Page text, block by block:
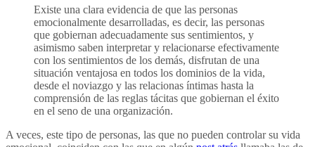
Existe una clara evidencia de que las personas
emocionalmente desarrolladas, es decir, las personas
que gobiernan adecuadamente sus sentimientos, y
asimismo saben interpretar y relacionarse efectivamente
con los sentimientos de los demás, disfrutan de una
situación ventajosa en todos los dominios de la vida,
desde el noviazgo y las relacionas íntimas hasta la
comprensión de las reglas tácitas que gobiernan el éxito
en el seno de una organización.
A veces, este tipo de personas, las que no pueden controlar su vida